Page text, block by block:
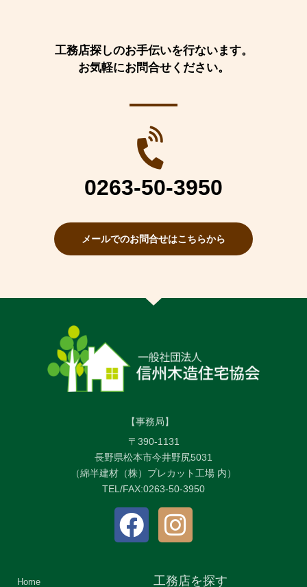
工務店探しのお手伝いを行ないます。
お気軽にお問合せください。
0263-50-3950
メールでのお問合せはこちらから
【事務局】
〒390-1131
長野県松本市今井野尻5031
（綿半建材（株）プレカット工場 内）
TEL/FAX:0263-50-3950
Home 工務店を探す